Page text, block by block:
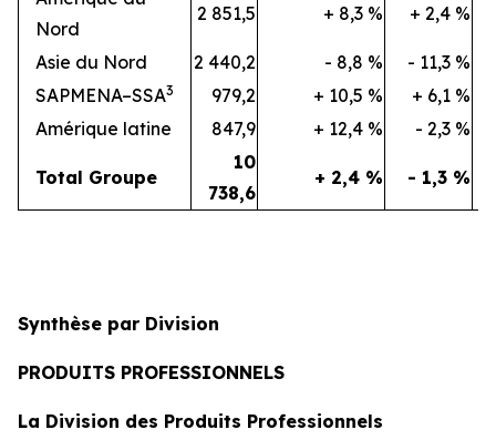
Nord
2 851,5 + 8,3 % + 2,4 %
Asie du Nord 2 440,2 - 8,8 % - 11,3 %
SAPMENA–SSA3 979,2 + 10,5 % + 6,1 %
Amérique latine
847,9 + 12,4 % - 2,3 %
Total Groupe
10
738,6
+ 2,4 % - 1,3 %
Synthèse par Division
PRODUITS PROFESSIONNELS
La Division des Produits Professionnels